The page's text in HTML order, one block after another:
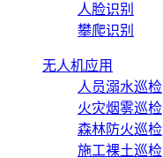
人脸识别
攀爬识别
无人机应用
人员溺水巡检
火灾烟雾巡检
森林防火巡检
施工裸土巡检